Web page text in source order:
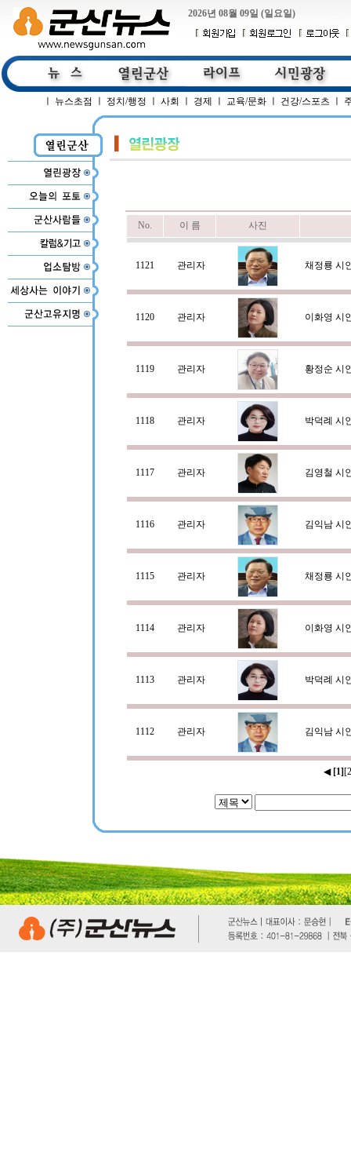
2026년 08월 09일 (일요일)
뉴스초점 정치/행정 사회 경제 교육/문화 건강/스포츠
No. 이 름 사진
1121 관리자 채정룡 시
1120 관리자 이화영 시
1119 관리자 황정순 시
1118 관리자 박덕례 시
1117 관리자 김영철 시
1116 관리자 김익남 시
1115 관리자 채정룡 시
1114 관리자 이화영 시
1113 관리자 박덕례 시
1112 관리자 김익남 시
◀ [1]